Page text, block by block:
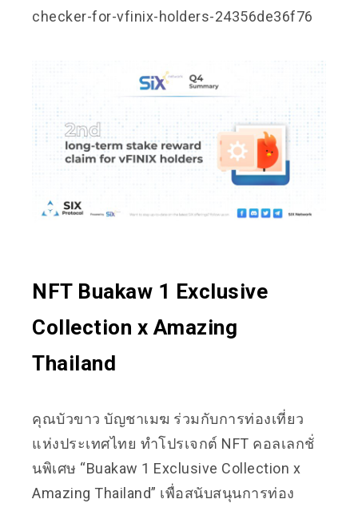
checker-for-vfinix-holders-24356de36f76
NFT Buakaw 1 Exclusive
Collection x Amazing
Thailand
คุณบัวขาว บัญชาเมฆ ร่วมกับการท่องเที่ยว
แห่งประเทศไทย ทำโปรเจกต์ NFT คอลเลกชั่
นพิเศษ “Buakaw 1 Exclusive Collection x
Amazing Thailand” เพื่อสนับสนุนการท่อง